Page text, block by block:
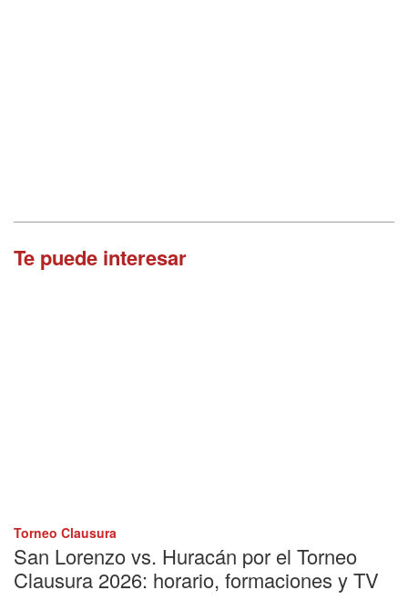
Te puede interesar
Torneo Clausura
San Lorenzo vs. Huracán por el Torneo
Clausura 2026: horario, formaciones y TV